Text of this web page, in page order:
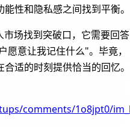
性和隐私感之间找到平衡。
场找到突破口，它需要回答
意让我记住什么"。毕竟，
适的时刻提供恰当的回忆。
comments/1o8jpt0/